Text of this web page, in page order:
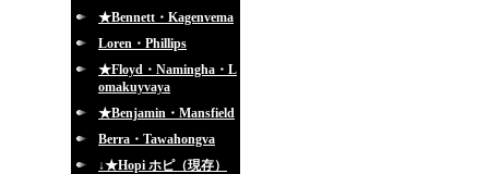
★Bennett・Kagenvema
Loren・Phillips
★Floyd・Namingha・L
omakuyvaya
★Benjamin・Mansfield
Berra・Tawahongva
↓★Hopi ホピ（現存）